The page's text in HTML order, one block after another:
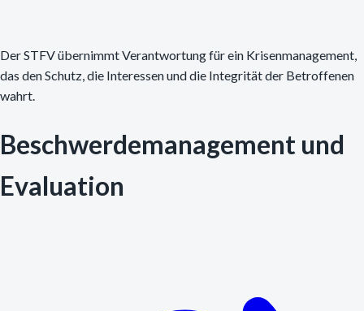
Der STFV übernimmt Verantwortung für ein Krisenmanagement,
das den Schutz, die Interessen und die Integrität der Betroffenen
wahrt.
Beschwerdemanagement und
Evaluation